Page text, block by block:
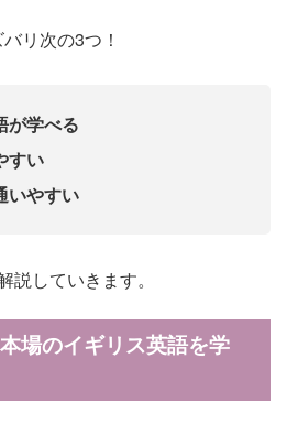
リ次の3つ！
が学べる
すい
いやすい
説していきます。
場のイギリス英語を学